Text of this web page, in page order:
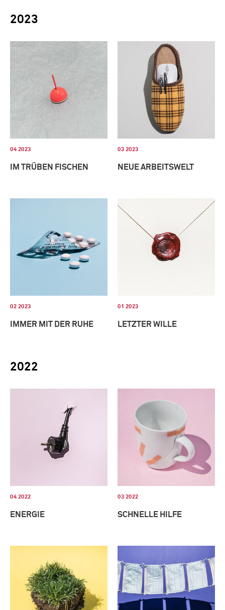
2023
04 2023
IM TRÜBEN FISCHEN
03 2023
NEUE ARBEITSWELT
02 2023
IMMER MIT DER RUHE
01 2023
LETZTER WILLE
2022
04 2022
ENERGIE
03 2022
SCHNELLE HILFE